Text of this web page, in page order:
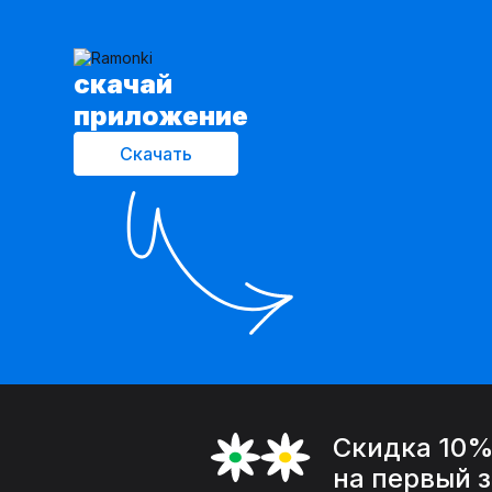
cкачай
приложение
Скачать
Скидка 10%
на первый